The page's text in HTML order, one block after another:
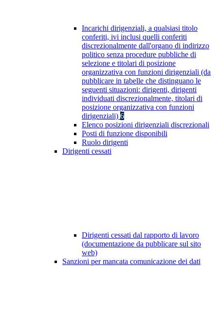
Incarichi dirigenziali, a qualsiasi titolo
conferiti, ivi inclusi quelli conferiti
discrezionalmente dall'organo di indirizzo
politico senza procedure pubbliche di
selezione e titolari di posizione
organizzativa con funzioni dirigenziali (da
pubblicare in tabelle che distinguano le
seguenti situazioni: dirigenti, dirigenti
individuati discrezionalmente, titolari di
posizione organizzativa con funzioni
dirigenziali) 6
Elenco posizioni dirigenziali discrezionali
Posti di funzione disponibili
Ruolo dirigenti
Dirigenti cessati
Dirigenti cessati dal rapporto di lavoro
(documentazione da pubblicare sul sito
web)
Sanzioni per mancata comunicazione dei dati